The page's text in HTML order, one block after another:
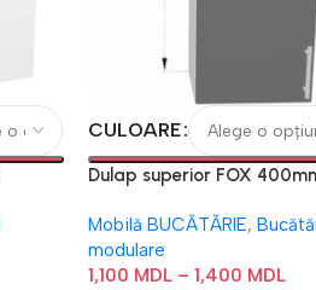
CULOARE
Dulap superior FOX
Mobilă BUCĂTĂRIE,
modulare
1,100 MDL – 1,400 MDL